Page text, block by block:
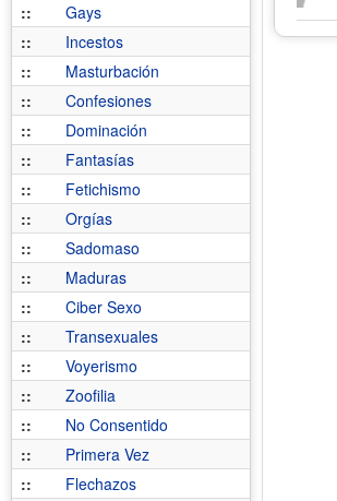
::
Gays
::
Incestos
::
Masturbación
::
Confesiones
::
Dominación
::
Fantasías
::
Fetichismo
::
Orgías
::
Sadomaso
::
Maduras
::
Ciber Sexo
::
Transexuales
::
Voyerismo
::
Zoofilia
::
No Consentido
::
Primera Vez
::
Flechazos